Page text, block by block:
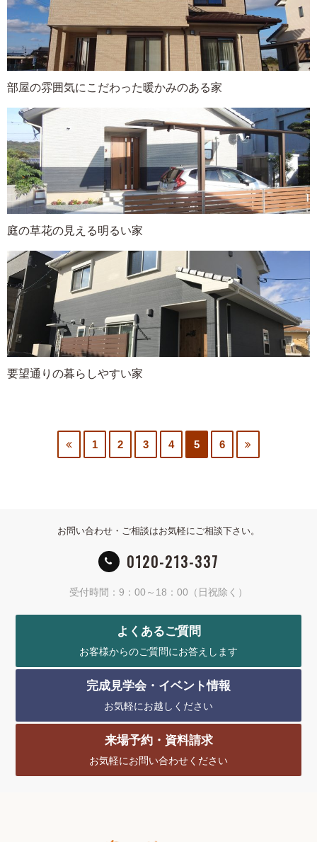
部屋の雰囲気にこだわった暖かみのある家
庭の草花の見える明るい家
要望通りの暮らしやすい家
1 2 3 4 5 6
お問い合わせ・ご相談はお気軽にご相談下さい。
0120-213-337
受付時間：9：00～18：00（日祝除く）
よくあるご質問
お客様からのご質問にお答えします
完成見学会・イベント情報
お気軽にお越しください
来場予約・資料請求
お気軽にお問い合わせください